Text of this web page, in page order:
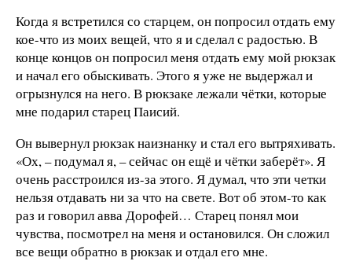
Когда я встретился со старцем, он попросил отдать ему
кое-что из моих вещей, что я и сделал с радостью. В
конце концов он попросил меня отдать ему мой рюкзак
и начал его обыскивать. Этого я уже не выдержал и
огрызнулся на него. В рюкзаке лежали чётки, которые
мне подарил старец Паисий.
Он вывернул рюкзак наизнанку и стал его вытряхивать.
«Ох, – подумал я, – сейчас он ещё и чётки заберёт». Я
очень расстроился из-за этого. Я думал, что эти четки
нельзя отдавать ни за что на свете. Вот об этом-то как
раз и говорил авва Дорофей… Старец понял мои
чувства, посмотрел на меня и остановился. Он сложил
все вещи обратно в рюкзак и отдал его мне.